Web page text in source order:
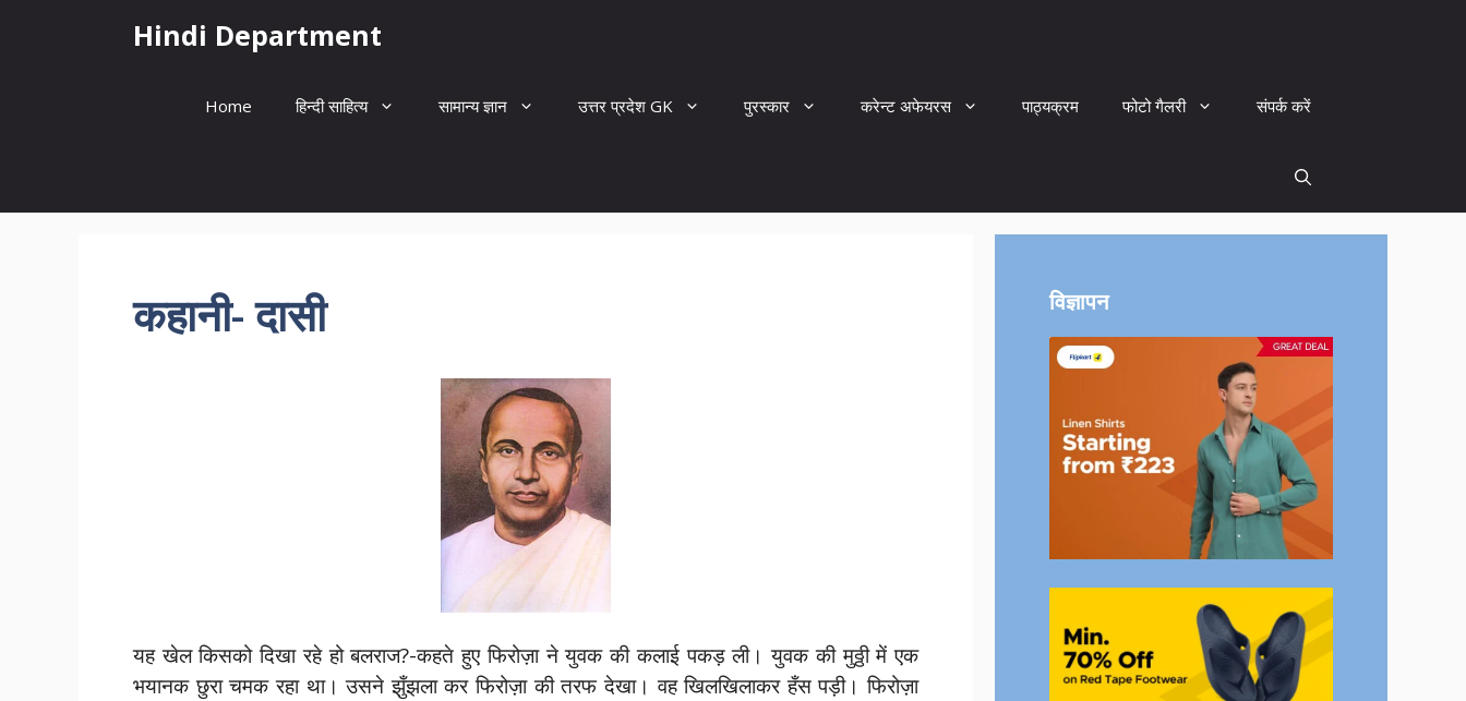
Hindi Department
Home हिन्दी साहित्य सामान्य ज्ञान उत्तर प्रदेश GK पुरस्कार करेन्ट अफेयरस पाठ्यक्रम फोटो गैलरी संपर्क करें
कहानी- दासी
यह खेल किसको दिखा रहे हो बलराज?-कहते हुए फिरोज़ा ने युवक की कलाई पकड़ ली। युवक की मुठ्ठी में एक
भयानक छुरा चमक रहा था। उसने झुँझला कर फिरोज़ा की तरफ देखा। वह खिलखिलाकर हँस पड़ी। फिरोज़ा
विज्ञापन